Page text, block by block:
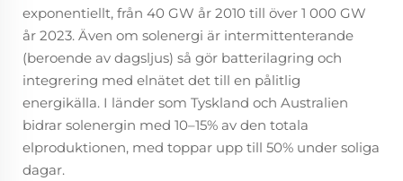
exponentiellt, från 40 GW år 2010 till över 1 000 GW
år 2023. Även om solenergi är intermittenterande
(beroende av dagsljus) så gör batterilagring och
integrering med elnätet det till en pålitlig
energikälla. I länder som Tyskland och Australien
bidrar solenergin med 10–15% av den totala
elproduktionen, med toppar upp till 50% under soliga
dagar.